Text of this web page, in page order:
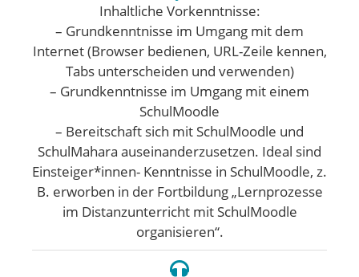
Inhaltliche Vorkenntnisse:
– Grundkenntnisse im Umgang mit dem
Internet (Browser bedienen, URL-Zeile kennen,
Tabs unterscheiden und verwenden)
– Grundkenntnisse im Umgang mit einem
SchulMoodle
– Bereitschaft sich mit SchulMoodle und
SchulMahara auseinanderzusetzen. Ideal sind
Einsteiger*innen- Kenntnisse in SchulMoodle, z.
B. erworben in der Fortbildung „Lernprozesse
im Distanzunterricht mit SchulMoodle
organisieren“.